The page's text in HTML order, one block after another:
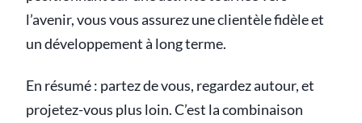
l’avenir, vous vous assurez une clientèle fidèle et
un développement à long terme.
En résumé : partez de vous, regardez autour, et
projetez-vous plus loin. C’est la combinaison